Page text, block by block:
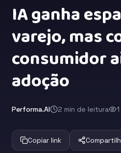
IA ganha
varejo, mas
consumidor
adoção
Performa.AI 2 min de leitura
Copiar link